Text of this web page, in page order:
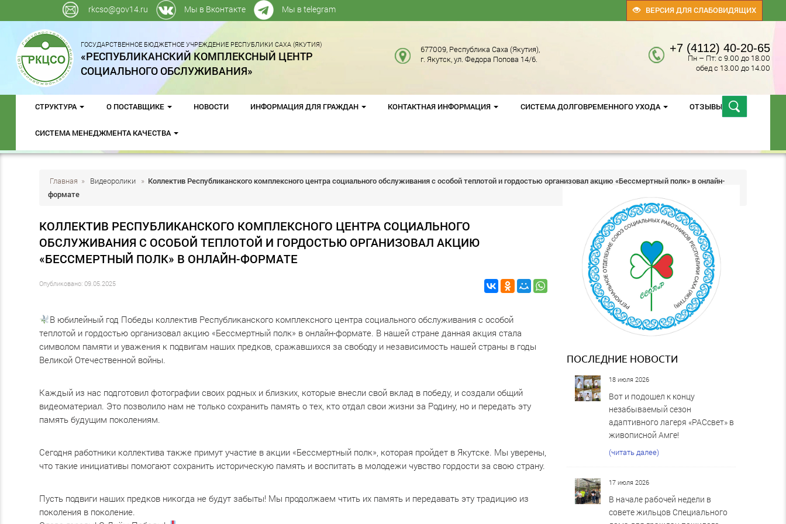
ВЕРСИЯ ДЛЯ СЛАБОВИДЯЩИХ
rkcso@gov14.ru Мы в Вконтакте Мы в telegram
ГОСУДАРСТВЕННОЕ БЮДЖЕТНОЕ УЧРЕЖДЕНИЕ РЕСПУБЛИКИ САХА (ЯКУТИЯ)
«РЕСПУБЛИКАНСКИЙ КОМПЛЕКСНЫЙ ЦЕНТР
СОЦИАЛЬНОГО ОБСЛУЖИВАНИЯ»
677009, Республика Саха (Якутия),
г. Якутск, ул. Федора Попова 14/6.
+7 (4112) 40-20-65
Пн – Пт: с 9.00 до 18.00
обед с 13.00 до 14.00
СТРУКТУРА О ПОСТАВЩИКЕ НОВОСТИ ИНФОРМАЦИЯ ДЛЯ ГРАЖДАН КОНТАКТНАЯ ИНФОРМАЦИЯ СИСТЕМА ДОЛГОВРЕМЕННОГО УХОДА ОТЗЫВЫ
СИСТЕМА МЕНЕДЖМЕНТА КАЧЕСТВА
Главная » Видеоролики » Коллектив Республиканского комплексного центра социального обслуживания с особой теплотой и гордостью организовал акцию «Бессмертный полк» в онлайн-
формате
КОЛЛЕКТИВ РЕСПУБЛИКАНСКОГО КОМПЛЕКСНОГО ЦЕНТРА СОЦИАЛЬНОГО
ОБСЛУЖИВАНИЯ С ОСОБОЙ ТЕПЛОТОЙ И ГОРДОСТЬЮ ОРГАНИЗОВАЛ АКЦИЮ
«БЕССМЕРТНЫЙ ПОЛК» В ОНЛАЙН-ФОРМАТЕ
Опубликовано: 09.05.2025
В юбилейный год Победы коллектив Республиканского комплексного центра социального обслуживания с особой
теплотой и гордостью организовал акцию «Бессмертный полк» в онлайн-формате. В нашей стране данная акция стала
символом памяти и уважения к подвигам наших предков, сражавшихся за свободу и независимость нашей страны в годы
Великой Отечественной войны.
Каждый из нас подготовил фотографии своих родных и близких, которые внесли свой вклад в победу, и создали общий
видеоматериал. Это позволило нам не только сохранить память о тех, кто отдал свои жизни за Родину, но и передать эту
память будущим поколениям.
Сегодня работники коллектива также примут участие в акции «Бессмертный полк», которая пройдет в Якутске. Мы уверены,
что такие инициативы помогают сохранить историческую память и воспитать в молодежи чувство гордости за свою страну.
Пусть подвиги наших предков никогда не будут забыты! Мы продолжаем чтить их память и передавать эту традицию из
поколения в поколение.
ПОСЛЕДНИЕ НОВОСТИ
18 июля 2026
Вот и подошел к концу
незабываемый сезон
адаптивного лагеря «РАСсвет» в
живописной Амге!
(читать далее)
17 июля 2026
В начале рабочей недели в
совете жильцов Специального